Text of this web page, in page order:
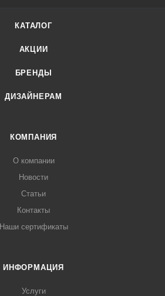
КАТАЛОГ
АКЦИИ
БРЕНДЫ
ДИЗАЙНЕРАМ
КОМПАНИЯ
О компании
Новости
Статьи
Контакты
Наши сертификаты
ИНФОРМАЦИЯ
Услуги